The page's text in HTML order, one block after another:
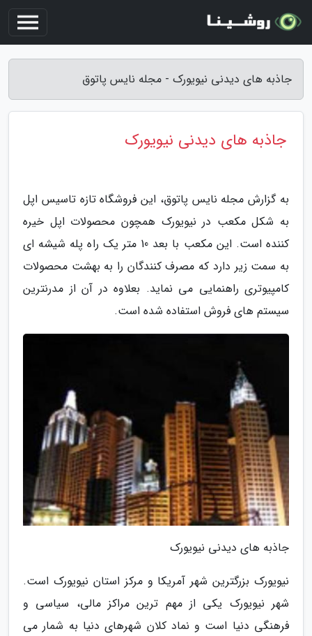
جاذبه های دیدنی نیویورک - مجله نایس پاتوق
جاذبه های دیدنی نیویورک
به گزارش مجله نایس پاتوق، این فروشگاه تازه تاسیس اپل
به شکل مکعب در نیویورک همچون محصولات اپل خیره
کننده است. این مکعب با بعد 10 متر یک راه پله شیشه ای
به سمت زیر دارد که مصرف کنندگان را به بهشت محصولات
کامپیوتری راهنمایی می نماید. بعلاوه در آن از مدرنترین
سیستم های فروش استفاده شده است.
جاذبه های دیدنی نیویورک
نیویورک بزرگترین شهر آمریکا و مرکز استان نیویورک است.
شهر نیویورک یکی از مهم ترین مراکز مالی، سیاسی و
فرهنگی دنیا است و نماد کلان شهرهای دنیا به شمار می